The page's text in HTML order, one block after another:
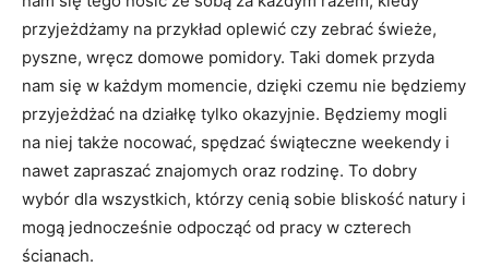
przyjeżdżamy na przykład oplewić czy zebrać świeże,
pyszne, wręcz domowe pomidory. Taki domek przyda
nam się w każdym momencie, dzięki czemu nie będziemy
przyjeżdżać na działkę tylko okazyjnie. Będziemy mogli
na niej także nocować, spędzać świąteczne weekendy i
nawet zapraszać znajomych oraz rodzinę. To dobry
wybór dla wszystkich, którzy cenią sobie bliskość natury i
mogą jednocześnie odpocząć od pracy w czterech
ścianach.